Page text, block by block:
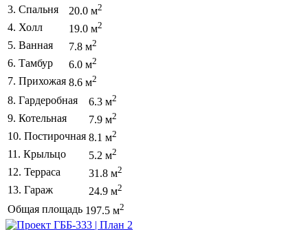
3. Спальня 20.0 м2
4. Холл 19.0 м2
5. Ванная 7.8 м2
6. Тамбур 6.0 м2
7. Прихожая 8.6 м2
8. Гардеробная 6.3 м2
9. Котельная 7.9 м2
10. Постирочная 8.1 м2
11. Крыльцо 5.2 м2
12. Терраса 31.8 м2
13. Гараж 24.9 м2
Общая площадь 197.5 м2